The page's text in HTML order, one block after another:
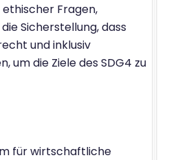
Fragen,
Sicherstellung, dass
und inklusiv
um die Ziele des SDG4 zu
für wirtschaftliche